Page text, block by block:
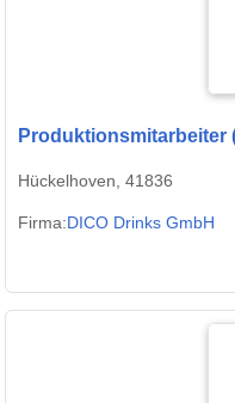
Produktionsmitarbeiter
Hückelhoven, 41836
Firma:DICO Drinks GmbH